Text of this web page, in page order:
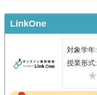
LinkOne
対象学年:
授業形式: